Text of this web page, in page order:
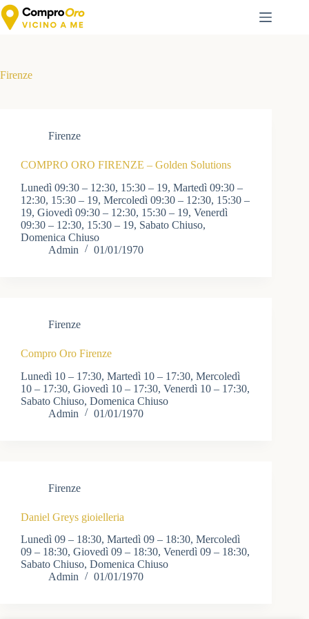
Salta
al
contenuto
Firenze
Firenze
COMPRO ORO FIRENZE – Golden Solutions
Lunedì 09:30 – 12:30, 15:30 – 19, Martedì 09:30 –
12:30, 15:30 – 19, Mercoledì 09:30 – 12:30, 15:30 –
19, Giovedì 09:30 – 12:30, 15:30 – 19, Venerdì
09:30 – 12:30, 15:30 – 19, Sabato Chiuso,
Domenica Chiuso
Admin
01/01/1970
Firenze
Compro Oro Firenze
Lunedì 10 – 17:30, Martedì 10 – 17:30, Mercoledì
10 – 17:30, Giovedì 10 – 17:30, Venerdì 10 – 17:30,
Sabato Chiuso, Domenica Chiuso
Admin
01/01/1970
Firenze
Daniel Greys gioielleria
Lunedì 09 – 18:30, Martedì 09 – 18:30, Mercoledì
09 – 18:30, Giovedì 09 – 18:30, Venerdì 09 – 18:30,
Sabato Chiuso, Domenica Chiuso
Admin
01/01/1970